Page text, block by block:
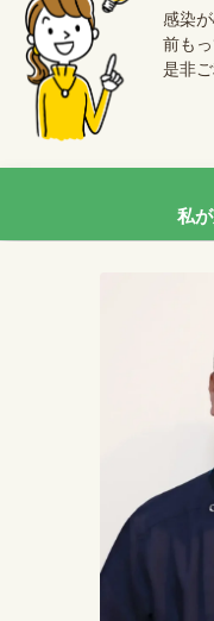
感染
前も
是非ご
私